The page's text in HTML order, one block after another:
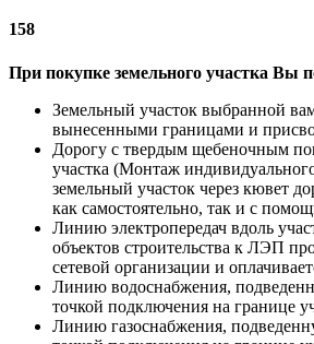
158
При покупке земельного участка Вы
Земельный участок выбранной
вынесенными границами и
Дорогу с твердым щебеночным
участка (Монтаж
земельный участок через кювет
как самостоятельно, так и с
Линию электропередач вдоль
объектов строительства к ЛЭП
сетевой организации и
Линию водоснабжения,
точкой подключения на границе
Линию газоснабжения,